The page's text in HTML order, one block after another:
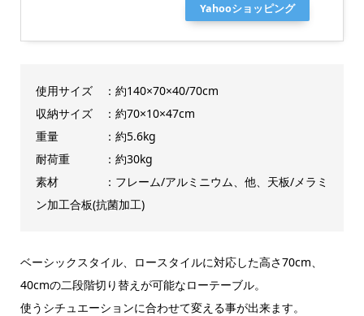
Yahooショッピング
使用サイズ ：約140×70×40/70cm
収納サイズ ：約70×10×47cm
重量 ：約5.6kg
耐荷重 ：約30kg
素材 ：フレーム/アルミニウム、他、天板/メラミ
ン加工合板(抗菌加工)
ベーシックスタイル、ロースタイルに対応した高さ70cm、
40cmの二段階切り替えが可能なローテーブル。
使うシチュエーションに合わせて変える事が出来ます。